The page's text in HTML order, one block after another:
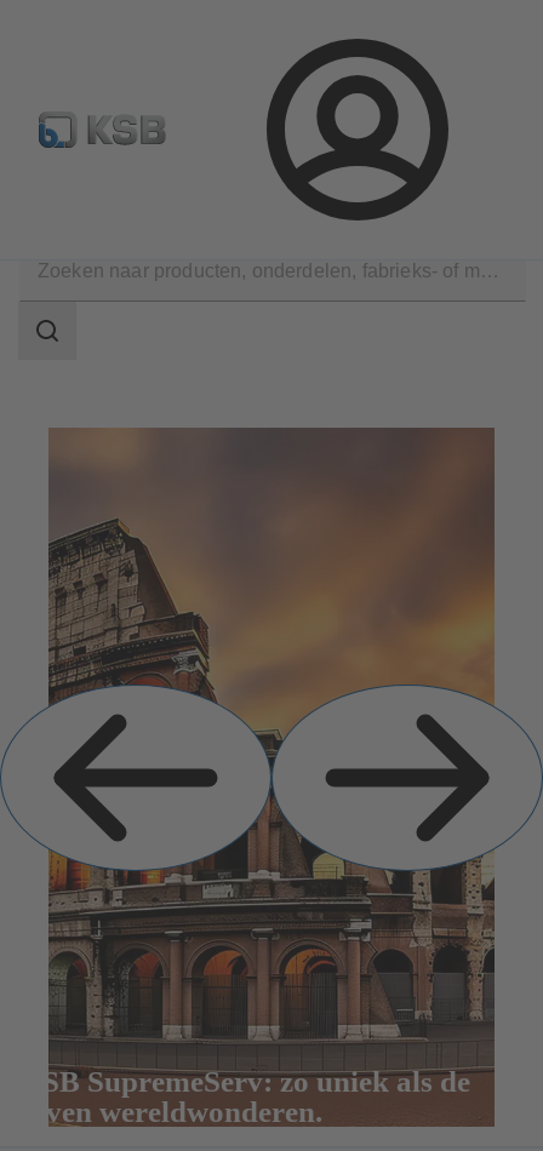
Aanmelding
Configure Product KSB Select Standaard stuklijsten
Zoekgebied
KSB SupremeServ: zo uniek als de
zeven wereldwonderen.
Vorige
Volgende